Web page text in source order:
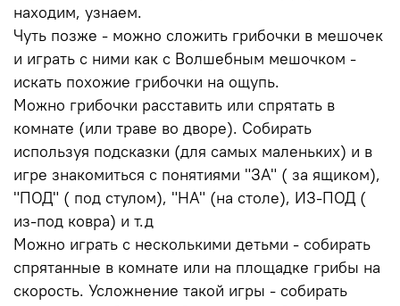
находим, узнаем.
Чуть позже - можно сложить грибочки в мешочек
и играть с ними как с Волшебным мешочком -
искать похожие грибочки на ощупь.
Можно грибочки расставить или спрятать в
комнате (или траве во дворе). Собирать
используя подсказки (для самых маленьких) и в
игре знакомиться с понятиями "ЗА" ( за ящиком),
"ПОД" ( под стулом), "НА" (на столе), ИЗ-ПОД (
из-под ковра) и т.д
Можно играть с несколькими детьми - собирать
спрятанные в комнате или на площадке грибы на
скорость. Усложнение такой игры - собирать